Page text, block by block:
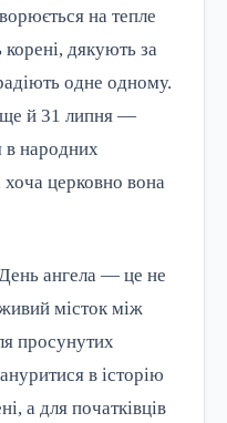
на тепле
дякують за
одне одному.
ще й 31 липня —
в народних
церковно вона
ангела — це не
місток між
просунутих
в історію
а для початківців